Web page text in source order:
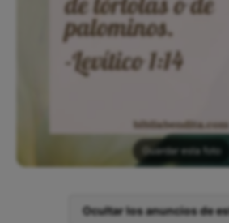
Guardar esta foto
Ocultar los anuncios de